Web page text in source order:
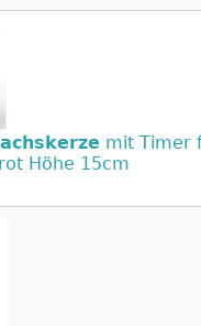
mit Timer
Höhe 15cm